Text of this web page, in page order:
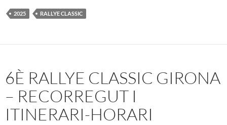
2025 RALLYE CLASSIC
6È RALLYE CLASSIC GIRONA
– RECORREGUT I
ITINERARI-HORARI